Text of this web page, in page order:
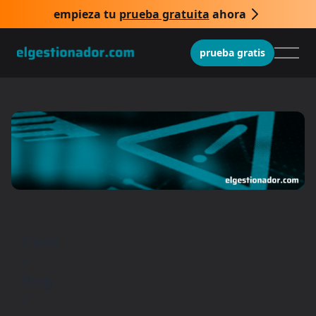
empieza tu prueba gratuita ahora
prueba gratis